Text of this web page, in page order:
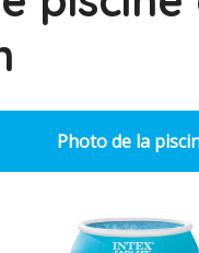
Photo de la